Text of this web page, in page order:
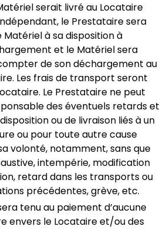
serait livré au Locataire
le Prestataire sera
à sa disposition à
et le Matériel sera
de son déchargement au
Les frais de transport seront
Le Prestataire ne peut
des éventuels retards et
ou de livraison liés à un
ou pour toute autre cause
volonté, notamment, sans que
intempérie, modification
retard dans les transports ou
précédentes, grève, etc.
tenu au paiement d’aucune
envers le Locataire et/ou des